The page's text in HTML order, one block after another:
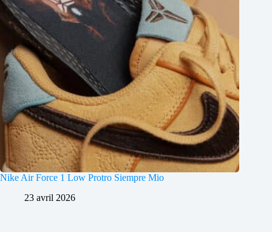
Nike Air Force 1 Low Protro Siempre Mio
23 avril 2026